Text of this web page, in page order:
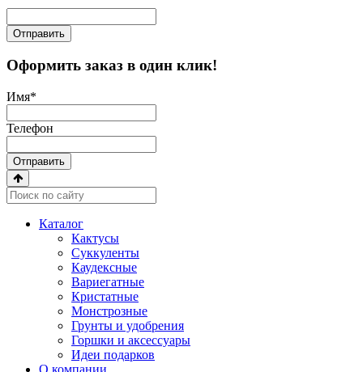
Отправить
Оформить заказ в один клик!
Имя*
Телефон
Отправить
Каталог
Кактусы
Суккуленты
Каудексные
Вариегатные
Кристатные
Монстрозные
Грунты и удобрения
Горшки и аксессуары
Идеи подарков